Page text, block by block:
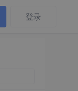
登录